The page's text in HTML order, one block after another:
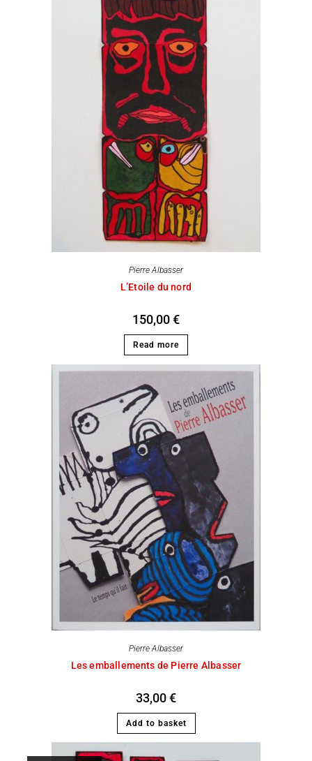
Pierre Albasser
L’Etoile du nord
150,00€
Read more
Pierre Albasser
Les emballements de Pierre Albasser
33,00€
Add to basket